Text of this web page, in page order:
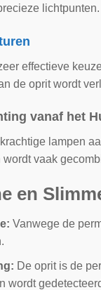
lichtpunten.
effectieve
de oprit wordt
vanaf het
lampen
wordt vaak
en
Vanwege de
De oprit is de
wordt